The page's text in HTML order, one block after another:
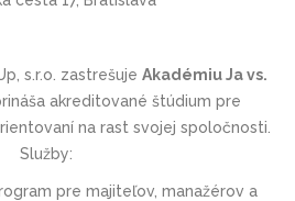
s.r.o. zastrešuje Akadémiu Ja vs.
akreditované štúdium pre
na rast svojej spoločnosti.
Služby:
pre majiteľov, manažérov a